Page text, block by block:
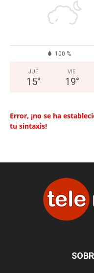
100 %
JUE
15°
VIE
19°
Error, ¡no se ha
tu sintaxis!